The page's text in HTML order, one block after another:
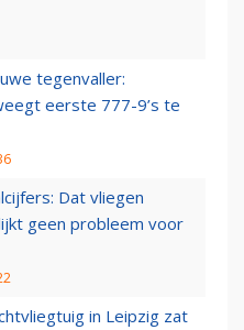
tegenvaller:
eerste 777-9’s te
Dat vliegen
geen probleem voor
in Leipzig zat